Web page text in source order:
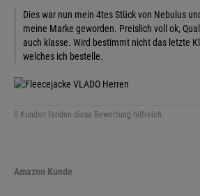
Dies war nun mein 4tes Stück von Nebulus
meine Marke geworden. Preislich voll ok,
auch klasse. Wird bestimmt nicht das letzte
welches ich bestelle.
0 Kunden fanden diese Bewertung hilfreich.
Amazon Kunde